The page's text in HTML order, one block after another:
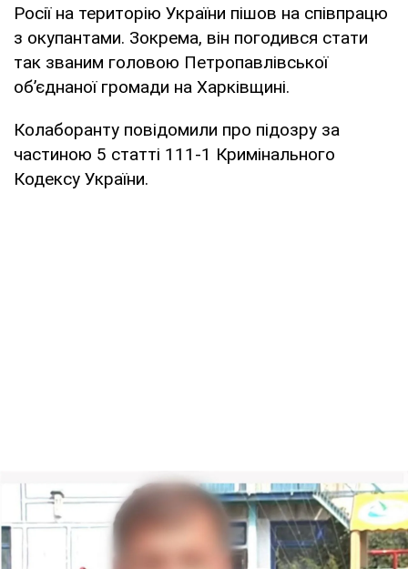
Росії на територію України пішов на співпрацю
з окупантами. Зокрема, він погодився стати
так званим головою Петропавлівської
обʼєднаної громади на Харківщині.
Колаборанту повідомили про підозру за
частиною 5 статті 111-1 Кримінального
Кодексу України.